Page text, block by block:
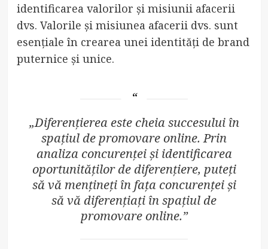
identificarea valorilor și misiunii afacerii
dvs. Valorile și misiunea afacerii dvs. sunt
esențiale în crearea unei identități de brand
puternice și unice.
„Diferențierea este cheia succesului în
spațiul de promovare online. Prin
analiza concurenței și identificarea
oportunităților de diferențiere, puteți
să vă mențineți în fața concurenței și
să vă diferențiați în spațiul de
promovare online.”